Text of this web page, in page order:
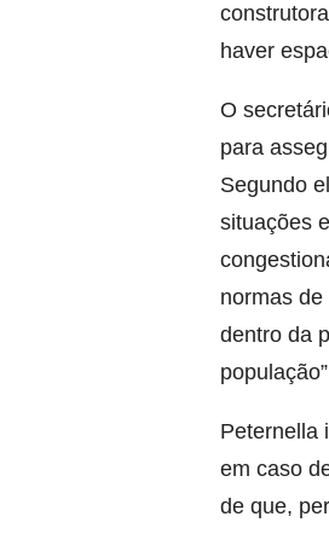
haver
O
para
Segundo
situações
normas
dentro da
Peternella
em caso
de que,